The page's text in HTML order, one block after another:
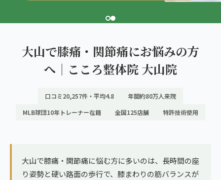
寝違え
姿勢矯正
疲労回復
ゴルフ
ヨガ・ピラティス
立川エリア（2院）
広島エリア（4院）
鹿児島エリア（3院）
お知らせ
大山で膝痛・関節痛にお悩みの方
へ｜こころ整体院 大山院
口コミ20,257件・平均4.8
年間約80万人来院
MLB球団10年トレーナー在籍
全国125店舗 特許技術使用
大山で膝痛・関節痛に悩む方に多いのは、長時間の座
り姿勢と硬い路面の歩行で、膝まわりの筋バランスが